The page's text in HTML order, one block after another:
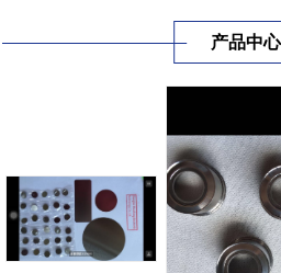
探测事业，分析测试仪器，医疗设
产品中心